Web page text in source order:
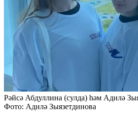
Рәйсә Абдуллина (сулда) һәм Адилә
Фото: Адилә Зыязетдинова